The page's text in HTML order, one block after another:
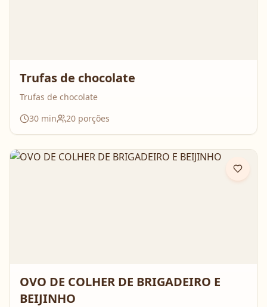
Trufas de chocolate
Trufas de chocolate
30 min 20 porções
OVO DE COLHER DE BRIGADEIRO E
BEIJINHO